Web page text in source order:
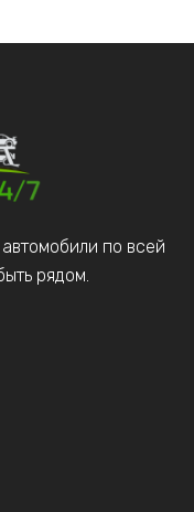
по всей
рядом.